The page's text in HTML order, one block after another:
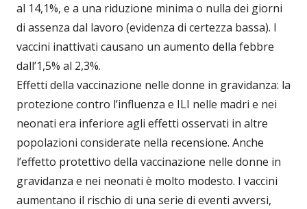
al 14,1%, e a una riduzione minima o nulla dei giorni
di assenza dal lavoro (evidenza di certezza bassa). I
vaccini inattivati ​​causano un aumento della febbre
dall’1,5% al ​​2,3%.
Effetti della vaccinazione nelle donne in gravidanza: la
protezione contro l’influenza e ILI nelle madri e nei
neonati era inferiore agli effetti osservati in altre
popolazioni considerate nella recensione. Anche
l’effetto protettivo della vaccinazione nelle donne in
gravidanza e nei neonati è molto modesto. I vaccini
aumentano il rischio di una serie di eventi avversi,